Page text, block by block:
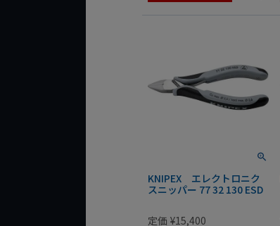
KNIPEX エレクトロニク
スニッパー 77 32 130 ESD
定価 ¥15,400